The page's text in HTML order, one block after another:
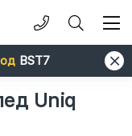
BST7
Uniq